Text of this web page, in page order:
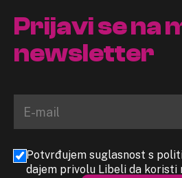
Prijavi se na
newsletter
Potvrđujem suglasnost s
dajem privolu Libeli da koristi